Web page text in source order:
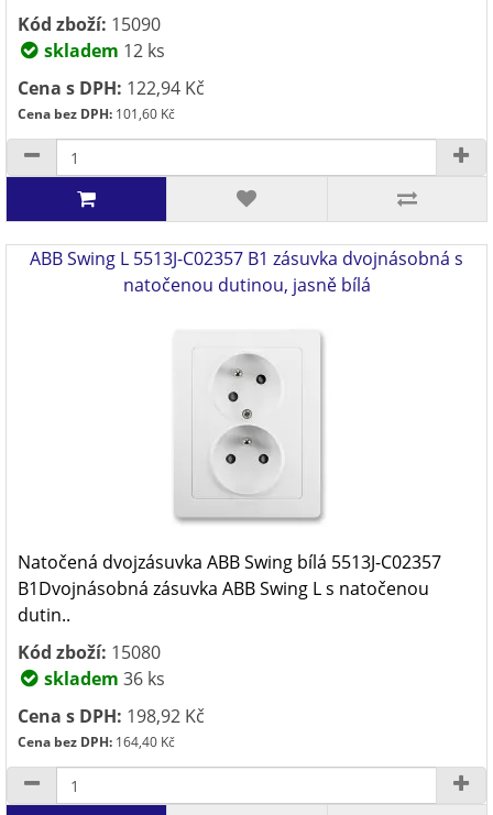
Kód zboží: 15090
skladem 12 ks
Cena s DPH: 122,94 Kč
Cena bez DPH: 101,60 Kč
ABB Swing L 5513J-C02357 B1 zásuvka dvojnásobná s
natočenou dutinou, jasně bílá
Natočená dvojzásuvka ABB Swing bílá 5513J-C02357
B1Dvojnásobná zásuvka ABB Swing L s natočenou
dutin..
Kód zboží: 15080
skladem 36 ks
Cena s DPH: 198,92 Kč
Cena bez DPH: 164,40 Kč